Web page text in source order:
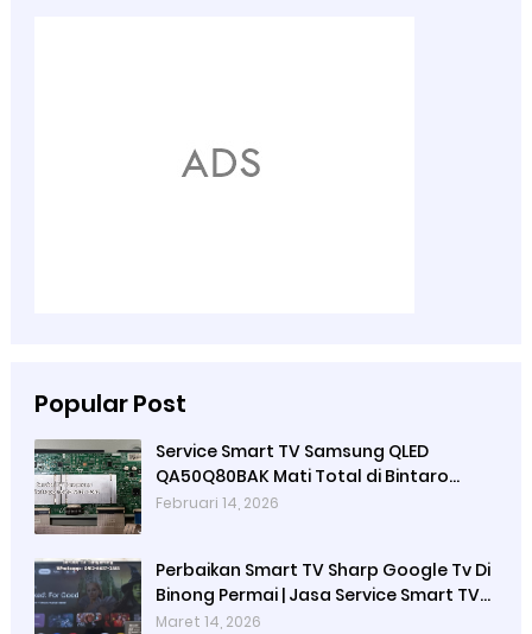
Popular Post
Service Smart TV Samsung QLED
QA50Q80BAK Mati Total di Bintaro
Tangerang Selatan Terdekat &
Februari 14, 2026
Perbaikan Smart TV Sharp Google Tv Di
Binong Permai | Jasa Service Smart TV
Panggilan Tangerang
Maret 14, 2026